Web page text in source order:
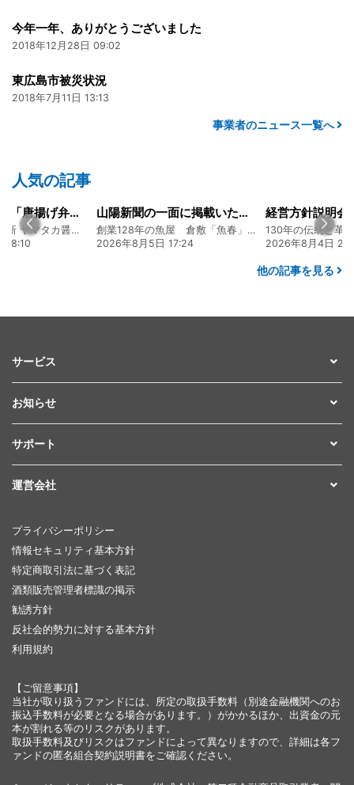
今年一年、ありがとうございました
2018年12月28日 09:02
東広島市被災状況
2018年7月11日 13:13
事業者のニュース一覧へ
人気の記事
大人気メニュー「唐揚げ弁当」のレシピをご紹介します！
130年の伝統と革新 ヤマタカ醤油ファンド
08:10
山陽新聞の一面に掲載いただきました！
創業128年の魚屋 倉敷「魚春」ファンド
2026年8月5日 17:24
2026年8月4日
他の記事を見る
サービス
お知らせ
サポート
運営会社
プライバシーポリシー
情報セキュリティ基本方針
特定商取引法に基づく表記
酒類販売管理者標識の掲示
勧誘方針
反社会的勢力に対する基本方針
利用規約
【ご留意事項】
当社が取り扱うファンドには、所定の取扱手数料（別途金融機関へのお
振込手数料が必要となる場合があります。）がかかるほか、出資金の元
本が割れる等のリスクがあります。
取扱手数料及びリスクはファンドによって異なりますので、詳細は各フ
ァンドの匿名組合契約説明書をご確認ください。